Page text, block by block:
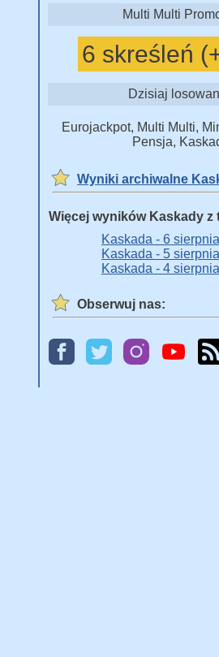
Multi Multi
6 skreśleń
Dzisiaj
Eurojackpot, Multi Multi,
Pensja,
Wyniki archiwalne
Więcej wyników Kaskady z
Kaskada - 6
Kaskada - 5
Kaskada - 4
Obserwuj nas: